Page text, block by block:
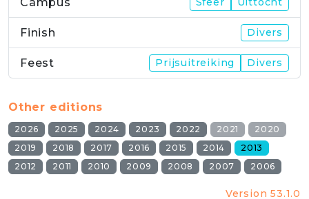
Campus
Finish Divers
Feest Prijsuitreiking Divers
Other editions
2026 2025 2024 2023 2022 2021
2020
2019
2018 2017 2016 2015 2014
2013
2012
2011 2010 2009 2008 2007 2006
Version 53.1.0